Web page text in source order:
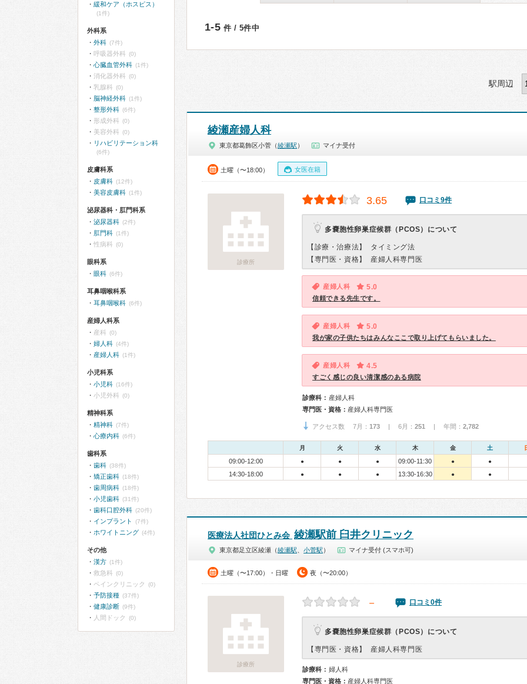
1-5 件 / 5件中
駅周辺
綾瀬産婦人科
東京都葛飾区小菅（綾瀬駅 ） マイナ受付
土曜（〜18:00） 女医在籍
診療所
3.65 口コミ9件
多嚢胞性卵巣症候群（PCOS）について
【診療・治療法】
タイミング法
【専門医・資格】
産婦人科専門医
産婦人科 5.0
信頼できる先生です。
産婦人科 5.0
我が家の子供たちはみんなここで取り上げてもらいました。
産婦人科 4.5
すごく感じの良い清潔感のある病院
診療科： 産婦人科
専門医・資格： 産婦人科専門医
アクセス数 7月： 173 | 6月： 251 | 年間： 2,782
月 火 水 木 金 土
09:00-12:00 ● ● ● 09:00-11:30 ● ●
14:30-18:00 ● ● ● 13:30-16:30 ● ●
医療法人社団ひとみ会 綾瀬駅前 臼井クリニック
東京都足立区綾瀬（綾瀬駅 小菅駅 ） マイナ受付 (スマホ可)
土曜（〜17:00）・日曜 夜（〜20:00）
診療所
－ 口コミ0件
多嚢胞性卵巣症候群（PCOS）について
【専門医・資格】 産婦人科専門医
診療科： 婦人科
専門医・資格： 産婦人科専門医
緩和ケア（ホスピス）
(1件)
外科系
外科 (7件)
呼吸器外科 (0)
心臓血管外科 (1件)
消化器外科 (0)
乳腺科 (0)
脳神経外科 (1件)
整形外科 (6件)
形成外科 (0)
美容外科 (0)
リハビリテーション科
(6件)
皮膚科系
皮膚科 (12件)
美容皮膚科 (1件)
泌尿器科・肛門科系
泌尿器科 (2件)
肛門科 (1件)
性病科 (0)
眼科系
眼科 (6件)
耳鼻咽喉科系
耳鼻咽喉科 (6件)
産婦人科系
産科 (0)
婦人科 (4件)
産婦人科 (1件)
小児科系
小児科 (16件)
小児外科 (0)
精神科系
精神科 (7件)
心療内科 (6件)
歯科系
歯科 (38件)
矯正歯科 (18件)
歯周病科 (18件)
小児歯科 (31件)
歯科口腔外科 (20件)
インプラント (7件)
ホワイトニング (4件)
その他
漢方 (1件)
救急科 (0)
ペインクリニック (0)
予防接種 (37件)
健康診断 (9件)
人間ドック (0)